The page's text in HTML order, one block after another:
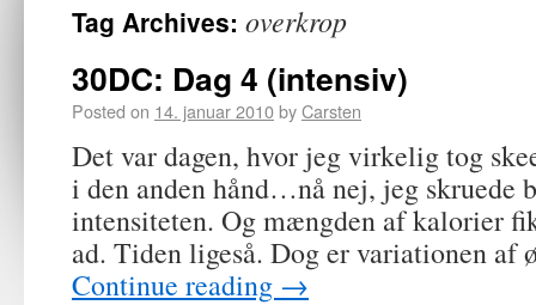
Tag Archives: overkrop
30DC: Dag 4 (intensiv)
Posted on 14. januar 2010byCarsten
Det var dagen, hvor jeg virkelig tog
i den anden hånd…nå nej, jeg skruede
intensiteten. Og mængden af kalorier
ad. Tiden ligeså. Dog er variationen
Continue reading →